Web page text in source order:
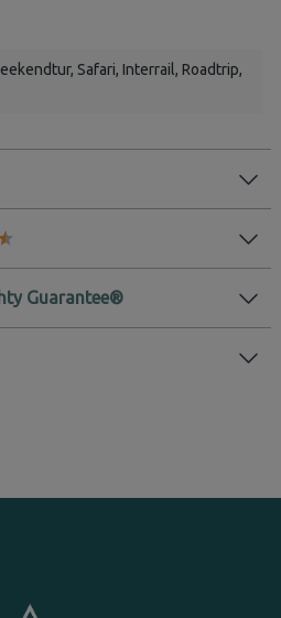
, Safari, Interrail, Roadtrip,
Guarantee®